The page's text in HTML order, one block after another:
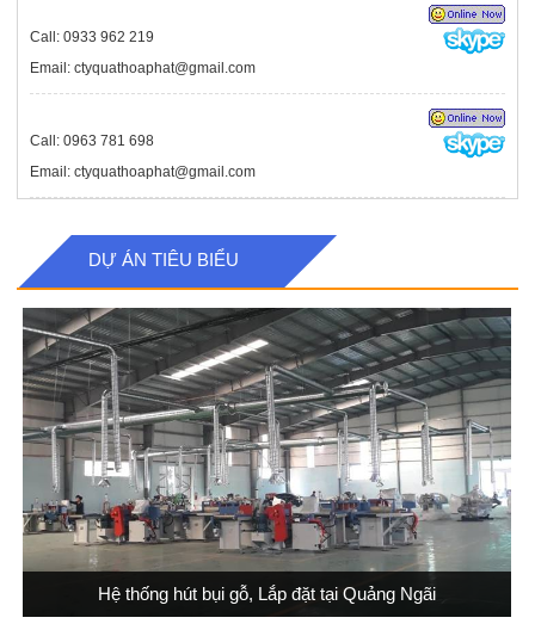
Call: 0933 962 219
Email: ctyquathoaphat@gmail.com
Call: 0963 781 698
Email: ctyquathoaphat@gmail.com
DỰ ÁN TIÊU BIỂU
Hệ thống hút bụi gỗ, Lắp đặt tại Quảng Ngãi